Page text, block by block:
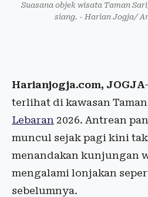
Suasana objek wisata Taman
siang. - Harian Jogja/
Harianjogja.com, JOGJA
terlihat di kawasan
Lebaran 2026. Antrean
muncul sejak pagi kini
menandakan kunjungan
mengalami lonjakan
sebelumnya.